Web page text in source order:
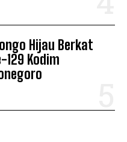
Hijau Berkat
129 Kodim